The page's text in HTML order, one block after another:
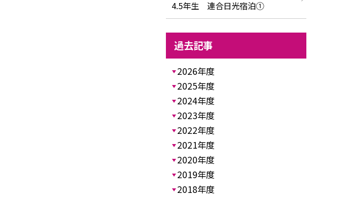
4.5年生 連合日光宿泊①
過去記事
2026年度
2025年度
2024年度
2023年度
2022年度
2021年度
2020年度
2019年度
2018年度